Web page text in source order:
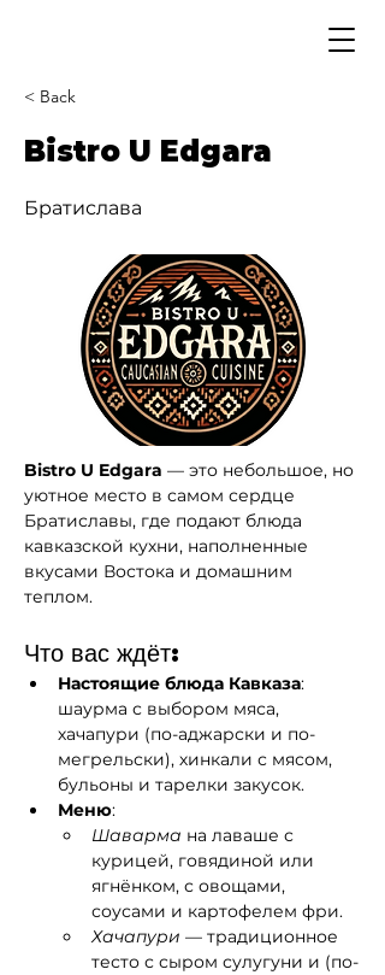
< Back
Bistro U Edgara
Братислава
Bistro U Edgara — это небольшое, но
уютное место в самом сердце
Братиславы, где подают блюда
кавказской кухни, наполненные
вкусами Востока и домашним
теплом.
Что вас ждёт:
Настоящие блюда Кавказа:
шаурма с выбором мяса,
хачапури (по-аджарски и по-
мегрельски), хинкали с мясом,
бульоны и тарелки закусок.
Меню:
Шаварма на лаваше с
курицей, говядиной или
ягнёнком, с овощами,
соусами и картофелем фри.
Хачапури — традиционное
тесто с сыром сулугуни и (по-